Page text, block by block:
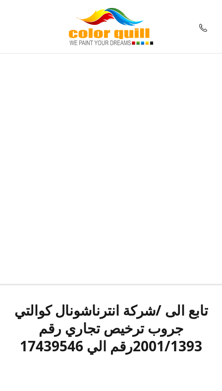
تابع الى /شركة انترناشونال كوالتي
جروب ترخيص تجاري رقم
2001/1393رقم الي 17439546